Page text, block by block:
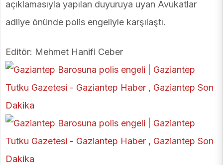
açıklamasıyla yapılan duyuruya uyan Avukatlar
adliye önünde polis engeliyle karşılaştı.
Editör: Mehmet Hanifi Ceber